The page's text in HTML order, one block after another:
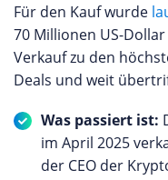
Für den Kauf wurde
70 Millionen US-
Verkauf zu den
Deals und weit
Was passiert ist:
im April 2025
der CEO der